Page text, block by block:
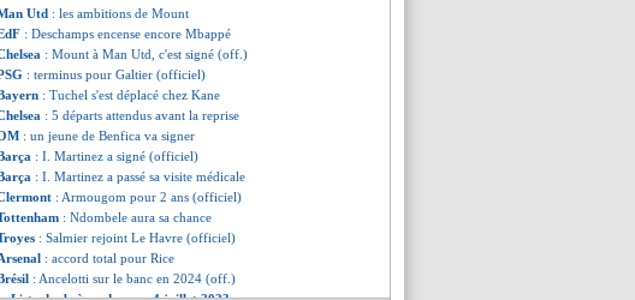
Utd : les ambitions de Mount
: Deschamps encense encore Mbappé
: Mount à Man Utd, c'est signé (off.)
: terminus pour Galtier (officiel)
: Tuchel s'est déplacé chez Kane
: 5 départs attendus avant la reprise
: un jeune de Benfica va signer
: I. Martinez a signé (officiel)
: I. Martinez a passé sa visite médicale
: Armougom pour 2 ans (officiel)
: Ndombele aura sa chance
: Salmier rejoint Le Havre (officiel)
: accord total pour Rice
: Ancelotti sur le banc en 2024 (off.)